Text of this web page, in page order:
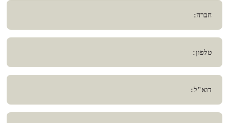
חברה:
טלפון:
דוא"ל: